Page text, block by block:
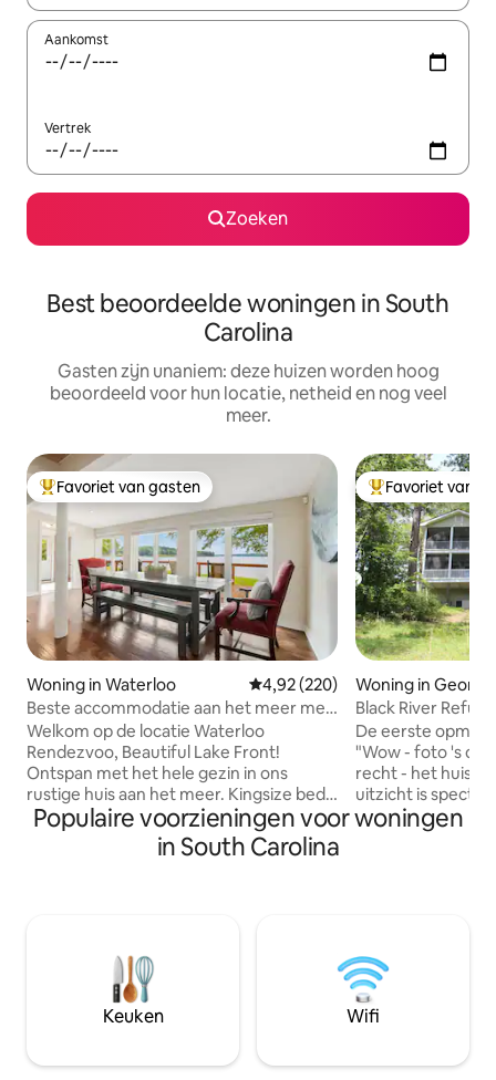
Aankomst
Vertrek
Zoeken
Best beoordeelde woningen in South
Carolina
Gasten zijn unaniem: deze huizen worden hoog
beoordeeld voor hun locatie, netheid en nog veel
meer.
Topfavoriet van gasten
Favoriet van gasten
Woning in Waterloo Gemiddelde beoordeling van
4,92 (220)
Beste accommodatie aan het meer met
drijvend aanlegsteiger/vuurplaats - 8
slaapplaatsen
Welkom op de locatie Waterloo
Rendezvoo, Beautiful Lake Front!
Ontspan met het hele gezin in ons
rustige huis aan het meer. Kingsize bed
in master, twee queensize kamers, vier
eenpersoonsbedden in de
stapelbedkamer. Ruimte voor maximaal
prachtige boom biedt zelfs op de
heetste dagen troostende schaduw.
Geniet van je koffie en avonddrankjes op
de afgeschermde veranda en bekijk alle
heeft. Moet 25 jaar of ouder zijn
Topfavoriet van
Favoriet van
Woning in
Black River
De eerste
"Wow - foto 's
recht - het huis is
uitzicht is
opmerking is: "Ik
waren op het
3 slaapkamers
River in Georgetown. Vier
aanwezig,
dok op slechts
Populaire voorzieningen voor woningen
in South Carolina
Keuken Wifi